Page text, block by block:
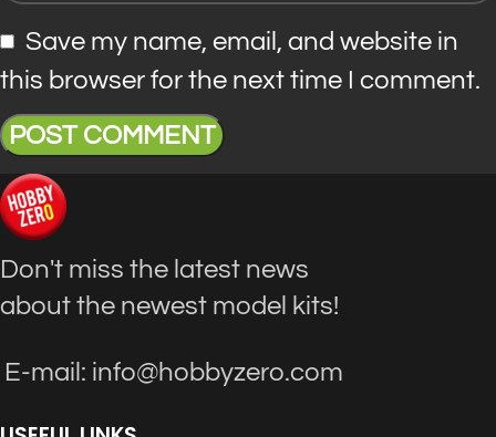
Save my name, email, and website in
this browser for the next time I comment.
Don't miss the latest news
about the newest model kits!
E-mail: info@hobbyzero.com